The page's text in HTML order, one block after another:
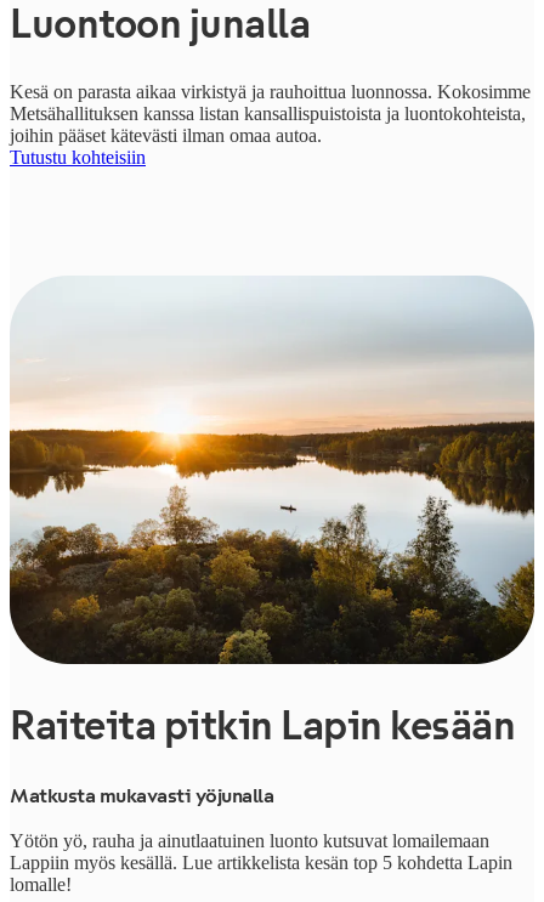
Luontoon junalla
Kesä on parasta aikaa virkistyä ja rauhoittua luonnossa. Kokosimme
Metsähallituksen kanssa listan kansallispuistoista ja luontokohteista,
joihin pääset kätevästi ilman omaa autoa.
Tutustu kohteisiin
Raiteita pitkin Lapin kesään
Matkusta mukavasti yöjunalla
Yötön yö, rauha ja ainutlaatuinen luonto kutsuvat lomailemaan
Lappiin myös kesällä. Lue artikkelista kesän top 5 kohdetta Lapin
lomalle!